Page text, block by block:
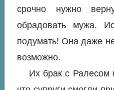
срочно нужно
обрадовать мужа.
подумать! Она даже
возможно.
Их брак с Ралесом